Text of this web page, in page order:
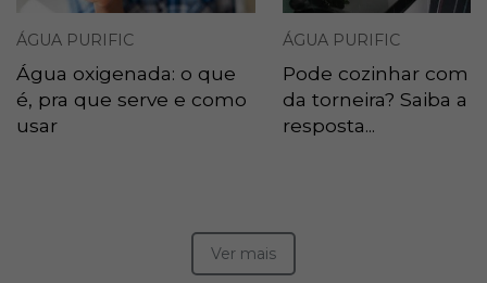
ÁGUA PURIFIC
Água oxigenada: o que
é, pra que serve e como
usar
ÁGUA PURIFIC
Pode cozinhar com
da torneira? Saiba a
resposta...
Ver mais